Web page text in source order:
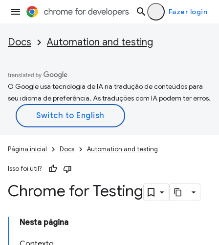
Fazer login
Docs Automation and testing
O Google usa tecnologia de IA na tradução de conteúdos para
seu idioma de preferência. As traduções com IA podem ter erros.
Página inicial Docs Automation and testing
Isso foi útil?
Chrome for Testing
Nesta página